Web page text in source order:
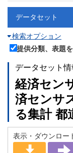
検索オプション
提供分類、表題
データセット情
経済セン
済センサ
る集計 都
表示・ダウンロー